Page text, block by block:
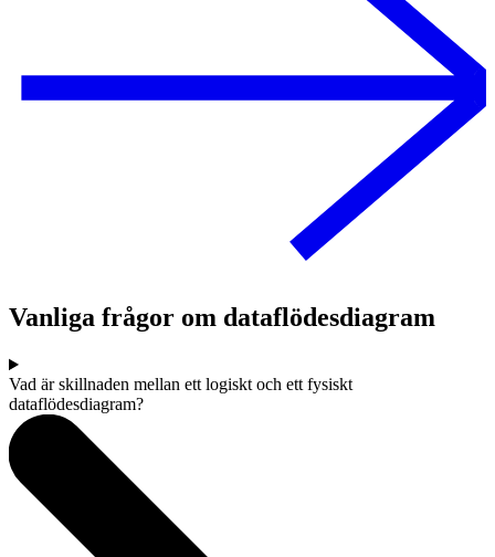
Vanliga frågor om dataflödesdiagram
Vad är skillnaden mellan ett logiskt och ett fysiskt
dataflödesdiagram?